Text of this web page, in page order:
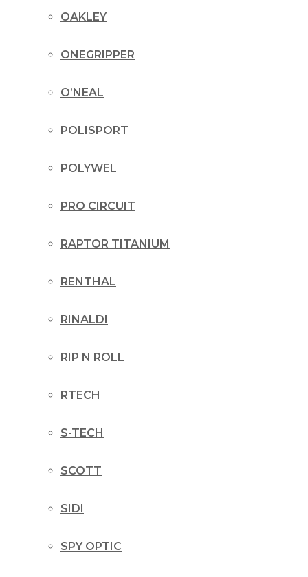
OAKLEY
ONEGRIPPER
O’NEAL
POLISPORT
POLYWEL
PRO CIRCUIT
RAPTOR TITANIUM
RENTHAL
RINALDI
RIP N ROLL
RTECH
S-TECH
SCOTT
SIDI
SPY OPTIC